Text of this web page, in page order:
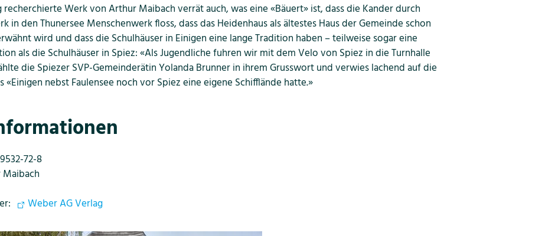
recherchierte Werk von Arthur Maibach verrät auch, was eine «Bäuert» ist, dass die Kander durch
in den Thunersee Menschenwerk floss, dass das Heidenhaus als ältestes Haus der Gemeinde schon
wird und dass die Schulhäuser in Einigen eine lange Tradition haben – teilweise sogar eine
als die Schulhäuser in Spiez: «Als Jugendliche fuhren wir mit dem Velo von Spiez in die Turnhalle
die Spiezer SVP-Gemeinderätin Yolanda Brunner in ihrem Grusswort und verwies lachend auf die
«Einigen nebst Faulensee noch vor Spiez eine eigene Schifflände hatte.»
72-8
Weber AG Verlag